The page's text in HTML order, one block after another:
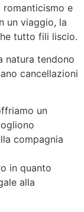
romanticismo e
un viaggio, la
tutto fili liscio.
natura tendono
cancellazioni
un
compagnia
in quanto
alla